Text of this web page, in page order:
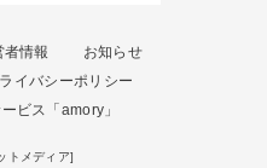
者情報
お知らせ
イバシーポリシー
ビス「amory」
トメディア]